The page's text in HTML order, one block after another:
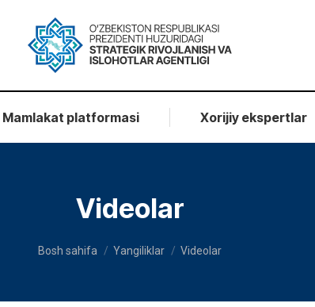
Mamlakat platformasi Xorijiy ekspertlar
Videolar
You are here:
Bosh sahifa Yangiliklar Videolar